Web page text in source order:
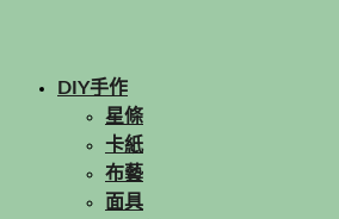
DIY手作
星條
卡紙
布藝
面具